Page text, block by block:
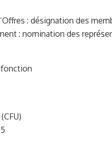
: désignation des
: nomination des
fonction